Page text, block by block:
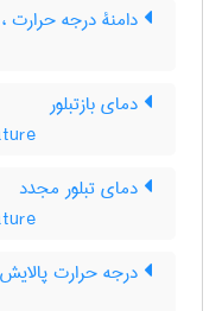
دامنۀ درجه حرارت
دمای بازتبلور
دمای تبلور مجدد
درجه حرارت